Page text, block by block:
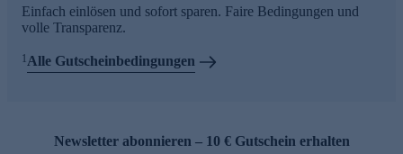
Einfach einlösen und sofort sparen. Faire Bedingungen und
volle Transparenz.
1 Alle Gutscheinbedingungen
Newsletter abonnieren – 10 € Gutschein erhalten